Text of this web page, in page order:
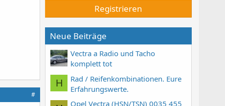
#
Registrieren
Neue Beiträge
Vectra a Radio und Tacho
komplett tot
H
Rad / Reifenkombinationen. Eure
Erfahrungswerte.
Opel Vectra (HSN/TSN) 0035 455